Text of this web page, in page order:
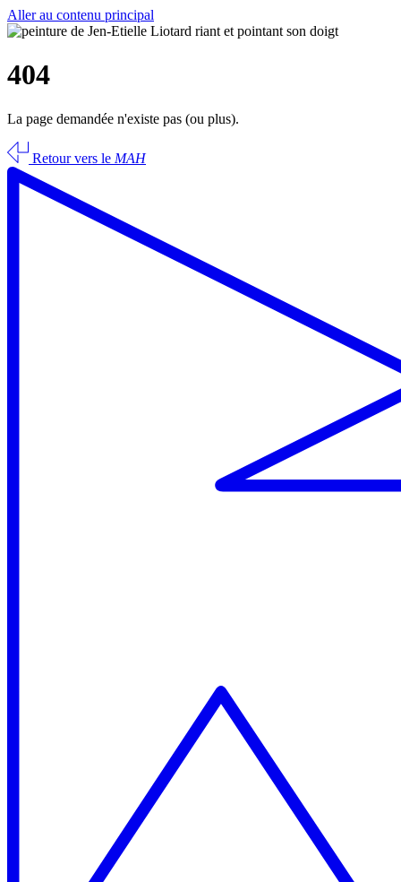
Aller au contenu principal
404
La page demandée n'existe pas (ou plus).
Retour vers le MAH